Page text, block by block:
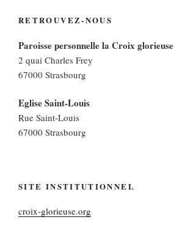
RETROUVEZ-NOUS
Paroisse personnelle la Croix glorieuse
2 quai Charles Frey
67000 Strasbourg
Eglise Saint-Louis
Rue Saint-Louis
67000 Strasbourg
SITE INSTITUTIONNEL
croix-glorieuse.org